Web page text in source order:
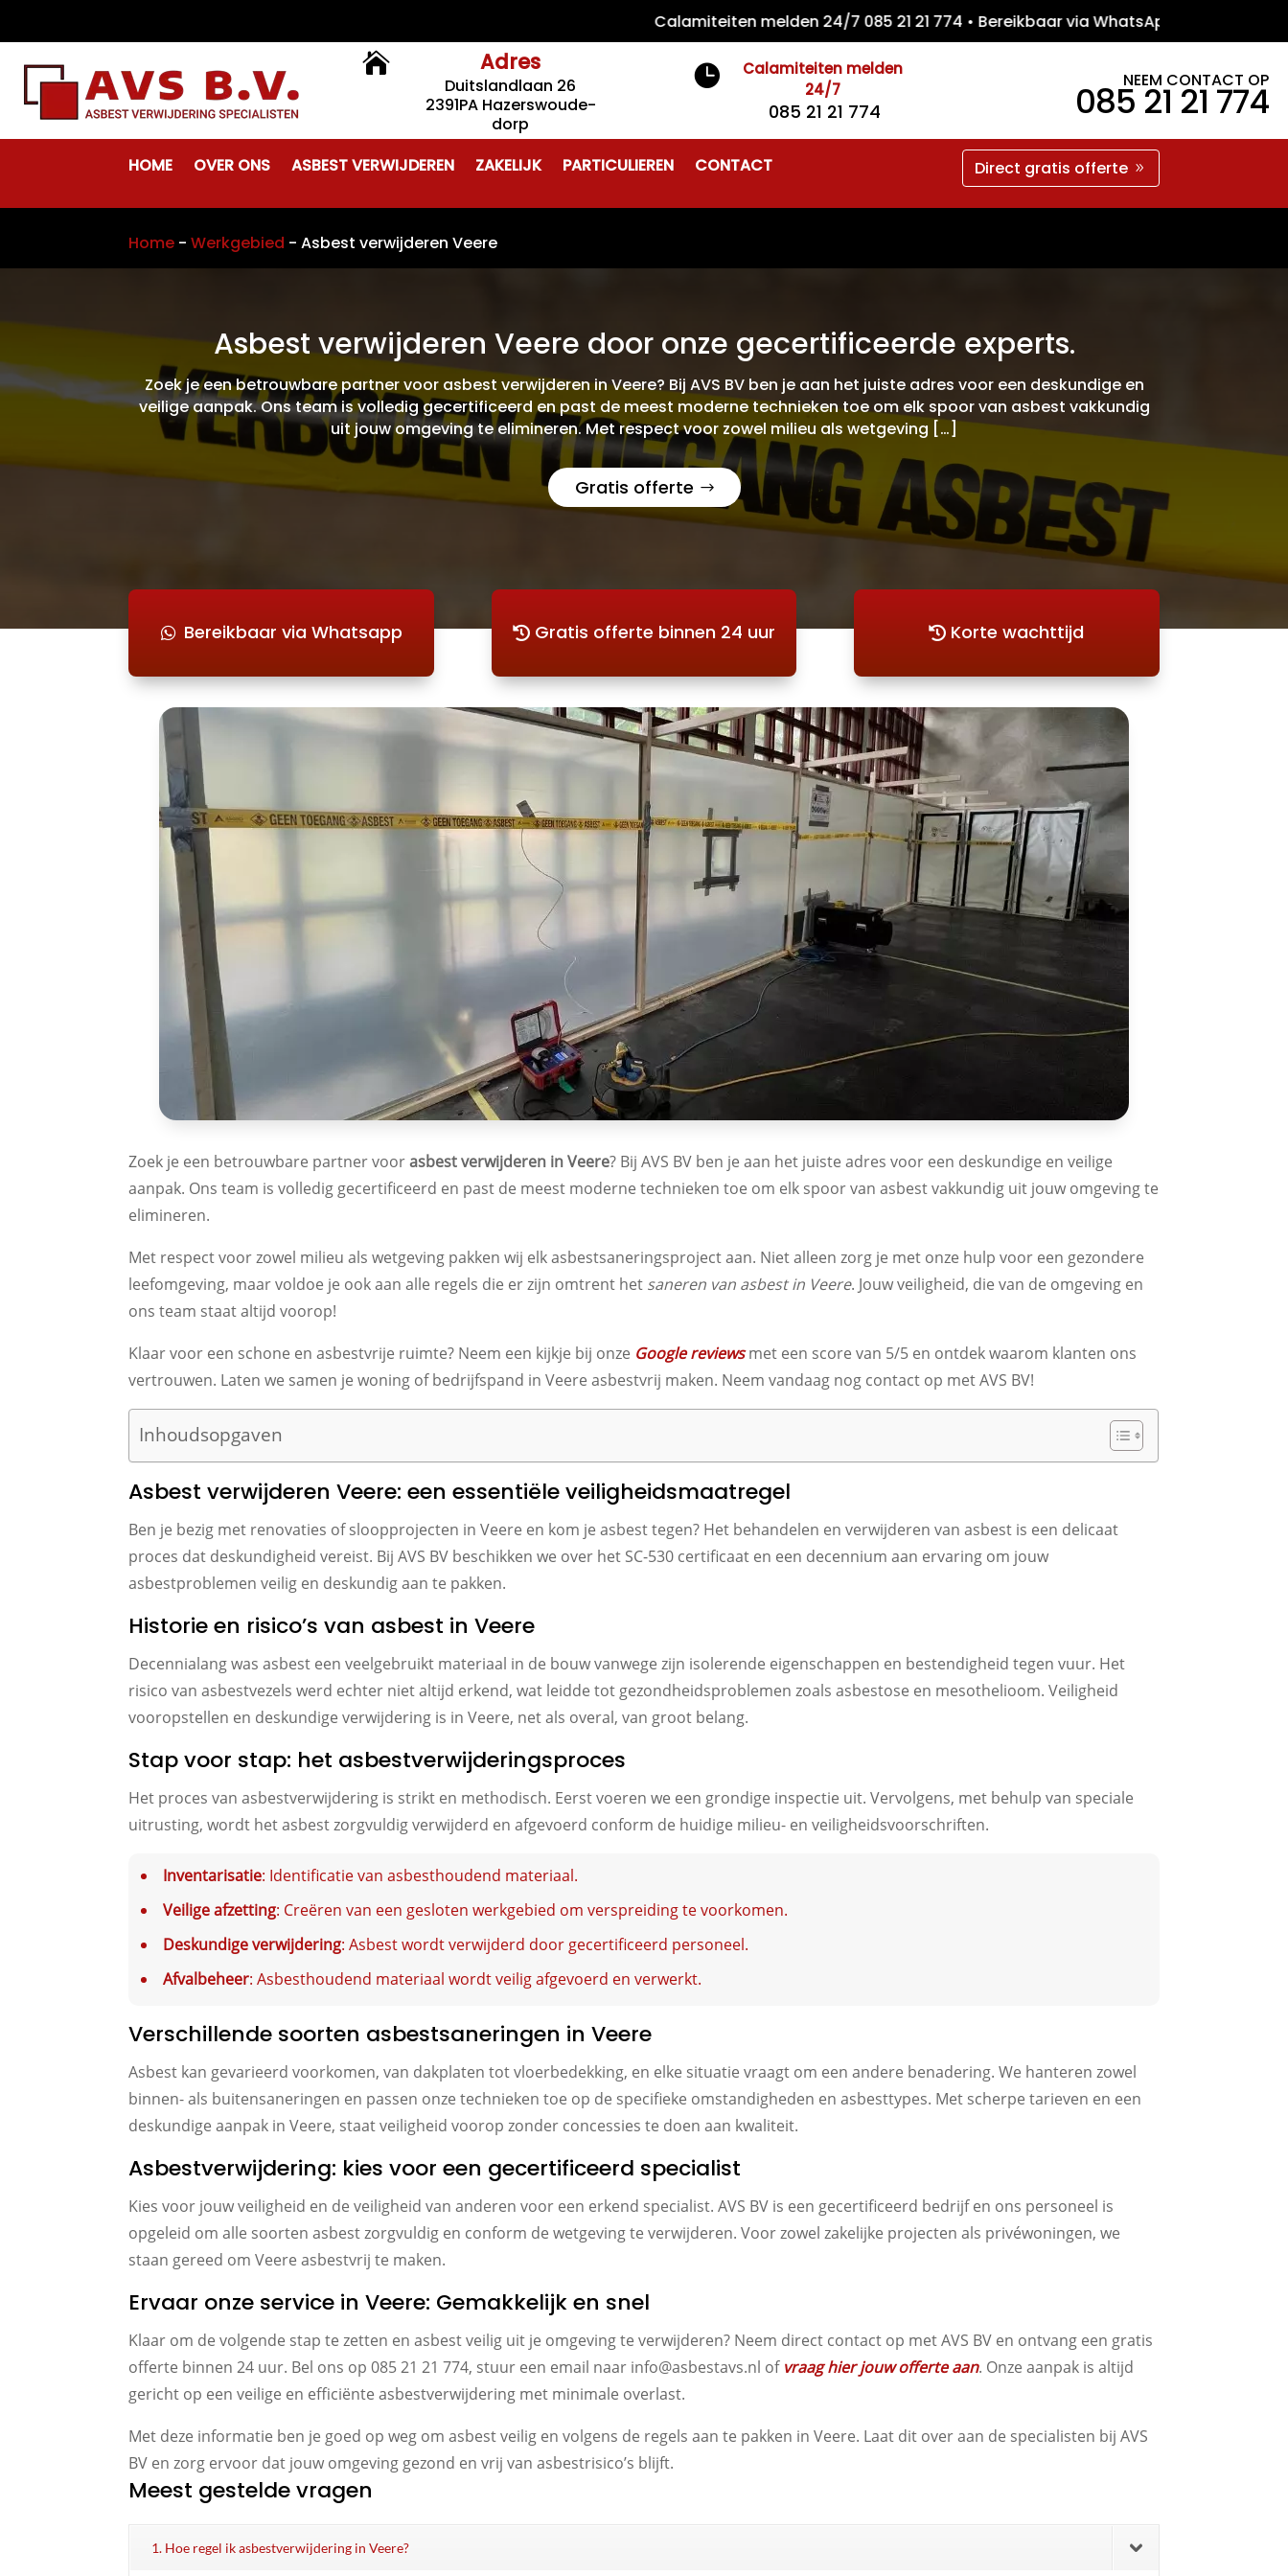
Calamiteiten melden 24/7 085 21 21 774 • Bereikbaar via WhatsApp
 Adres
Duitslandlaan 26
2391PA Hazerswoude-
dorp

Calamiteiten melden
24/7
085 21 21 774
NEEM CONTACT OP
085 21 21 774
HOME OVER ONS ASBEST VERWIJDEREN ZAKELIJK PARTICULIEREN CONTACT Direct gratis offerte
Home -Werkgebied -Asbest verwijderen Veere
Asbest verwijderen Veere door onze gecertificeerde experts.
Zoek je een betrouwbare partner voor asbest verwijderen in Veere? Bij AVS BV ben je aan het juiste adres voor een deskundige en
veilige aanpak. Ons team is volledig gecertificeerd en past de meest moderne technieken toe om elk spoor van asbest vakkundig
uit jouw omgeving te elimineren. Met respect voor zowel milieu als wetgeving […]
Gratis offerte
Bereikbaar via Whatsapp Gratis offerte binnen 24 uur Korte wachttijd
Zoek je een betrouwbare partner voorasbest verwijderen in Veere? Bij AVS BV ben je aan het juiste adres voor een deskundige en veilige
aanpak. Ons team is volledig gecertificeerd en past de meest moderne technieken toe om elk spoor van asbest vakkundig uit jouw omgeving te
elimineren.
Met respect voor zowel milieu als wetgeving pakken wij elk asbestsaneringsproject aan. Niet alleen zorg je met onze hulp voor een gezondere
leefomgeving, maar voldoe je ook aan alle regels die er zijn omtrent het saneren van asbest in Veere. Jouw veiligheid, die van de omgeving en
ons team staat altijd voorop!
Klaar voor een schone en asbestvrije ruimte? Neem een kijkje bij onze Google reviewsmet een score van 5/5 en ontdek waarom klanten ons
vertrouwen. Laten we samen je woning of bedrijfspand in Veere asbestvrij maken. Neem vandaag nog contact op met AVS BV!
Inhoudsopgaven
Asbest verwijderen Veere: een essentiële veiligheidsmaatregel
Ben je bezig met renovaties of sloopprojecten in Veere en kom je asbest tegen? Het behandelen en verwijderen van asbest is een delicaat
proces dat deskundigheid vereist. Bij AVS BV beschikken we over het SC-530 certificaat en een decennium aan ervaring om jouw
asbestproblemen veilig en deskundig aan te pakken.
Historie en risico’s van asbest in Veere
Decennialang was asbest een veelgebruikt materiaal in de bouw vanwege zijn isolerende eigenschappen en bestendigheid tegen vuur. Het
risico van asbestvezels werd echter niet altijd erkend, wat leidde tot gezondheidsproblemen zoals asbestose en mesothelioom. Veiligheid
vooropstellen en deskundige verwijdering is in Veere, net als overal, van groot belang.
Stap voor stap: het asbestverwijderingsproces
Het proces van asbestverwijdering is strikt en methodisch. Eerst voeren we een grondige inspectie uit. Vervolgens, met behulp van speciale
uitrusting, wordt het asbest zorgvuldig verwijderd en afgevoerd conform de huidige milieu- en veiligheidsvoorschriften.
Inventarisatie: Identificatie van asbesthoudend materiaal.
Veilige afzetting: Creëren van een gesloten werkgebied om verspreiding te voorkomen.
Deskundige verwijdering: Asbest wordt verwijderd door gecertificeerd personeel.
Afvalbeheer: Asbesthoudend materiaal wordt veilig afgevoerd en verwerkt.
Verschillende soorten asbestsaneringen in Veere
Asbest kan gevarieerd voorkomen, van dakplaten tot vloerbedekking, en elke situatie vraagt om een andere benadering. We hanteren zowel
binnen- als buitensaneringen en passen onze technieken toe op de specifieke omstandigheden en asbesttypes. Met scherpe tarieven en een
deskundige aanpak in Veere, staat veiligheid voorop zonder concessies te doen aan kwaliteit.
Asbestverwijdering: kies voor een gecertificeerd specialist
Kies voor jouw veiligheid en de veiligheid van anderen voor een erkend specialist. AVS BV is een gecertificeerd bedrijf en ons personeel is
opgeleid om alle soorten asbest zorgvuldig en conform de wetgeving te verwijderen. Voor zowel zakelijke projecten als privéwoningen, we
staan gereed om Veere asbestvrij te maken.
Ervaar onze service in Veere: Gemakkelijk en snel
Klaar om de volgende stap te zetten en asbest veilig uit je omgeving te verwijderen? Neem direct contact op met AVS BV en ontvang een gratis
offerte binnen 24 uur. Bel ons op 085 21 21 774, stuur een email naar info@asbestavs.nl of vraag hier jouw offerte aan. Onze aanpak is altijd
gericht op een veilige en efficiënte asbestverwijdering met minimale overlast.
Met deze informatie ben je goed op weg om asbest veilig en volgens de regels aan te pakken in Veere. Laat dit over aan de specialisten bij AVS
BV en zorg ervoor dat jouw omgeving gezond en vrij van asbestrisico’s blijft.
Meest gestelde vragen
1. Hoe regel ik asbestverwijdering in Veere?